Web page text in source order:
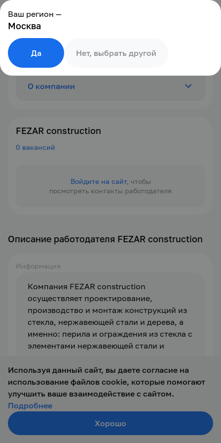
FEZAR construction
0 вакансий
Войдите на сайт, чтобы
посмотреть контакты работодателя
О компании
Описание работодателя FEZAR construction
Информация
Компания FEZAR construction
осуществляет проектирование,
производство и монтаж конструкций из
стекла, нержавеющей стали и дерева, а
именно: перила и ограждения из стекла с
элементами нержавеющей стали и
проекту, козырьки и навесы, стеклянные
перегородки, стеклянные полы, услуги
по облицовке нержавеющей сталью, а так
же иные виды работ по индивидуальному
Используя данный сайт, вы даете согласие на
использование файлов cookie, которые помогают
улучшить ваше взаимодействие с сайтом.
Подробнее
Хорошо
Ваш регион —
Москва
Нет, выбрать другой
Да